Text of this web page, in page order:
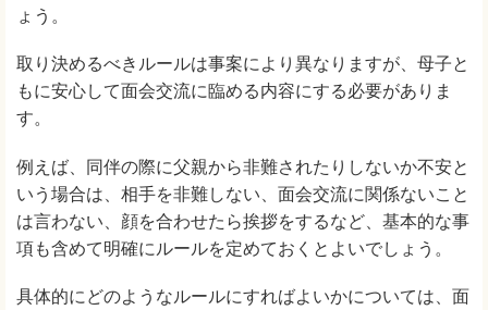
ょう。
取り決めるべきルールは事案により異なりますが、母子と
もに安心して面会交流に臨める内容にする必要がありま
す。
例えば、同伴の際に父親から非難されたりしないか不安と
いう場合は、相手を非難しない、面会交流に関係ないこと
は言わない、顔を合わせたら挨拶をするなど、基本的な事
項も含めて明確にルールを定めておくとよいでしょう。
具体的にどのようなルールにすればよいかについては、面